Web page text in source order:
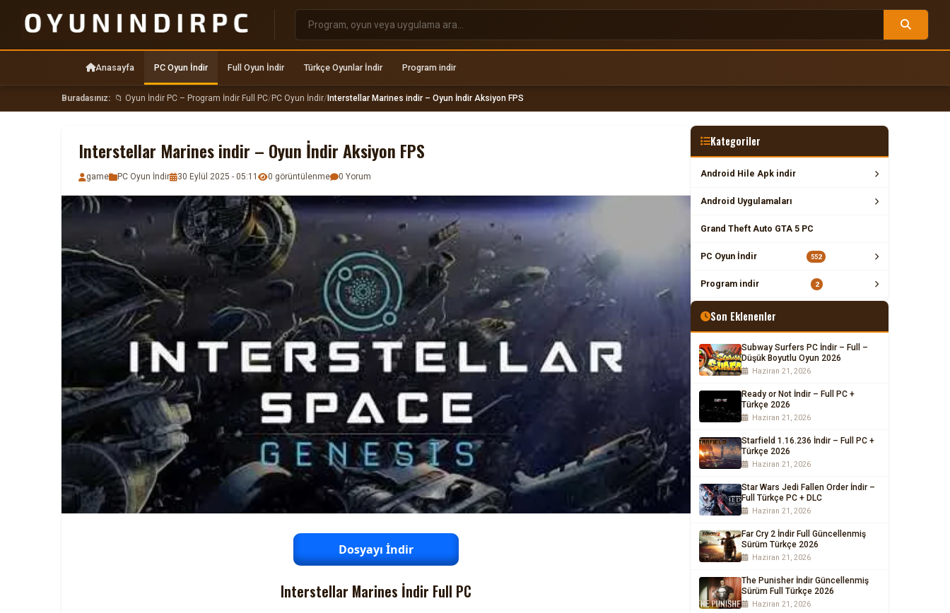
Anasayfa PC Oyun İndir Full Oyun İndir Türkçe Oyunlar İndir Program indir
Buradasınız: 📁 Oyun İndir PC – Program İndir Full PC/PC Oyun İndir/ Interstellar Marines indir – Oyun İndir Aksiyon FPS
Interstellar Marines indir – Oyun İndir Aksiyon FPS
game PC Oyun İndir 30 Eylül 2025 - 05:11 0 görüntülenme 0 Yorum
Dosyayı İndir
Interstellar Marines İndir Full PC
Kategoriler
Android Hile Apk indir
Android Uygulamaları
Grand Theft Auto GTA 5 PC
PC Oyun İndir 552
Program indir 2
Son Eklenenler
Subway Surfers PC İndir – Full –
Düşük Boyutlu Oyun 2026
Haziran 21, 2026
Ready or Not İndir – Full PC +
Türkçe 2026
Haziran 21, 2026
Starfield 1.16.236 İndir – Full PC +
Türkçe 2026
Haziran 21, 2026
Star Wars Jedi Fallen Order İndir –
Full Türkçe PC + DLC
Haziran 21, 2026
Far Cry 2 İndir Full Güncellenmiş
Sürüm Türkçe 2026
Haziran 21, 2026
The Punisher İndir Güncellenmiş
Sürüm Full Türkçe 2026
Haziran 21, 2026